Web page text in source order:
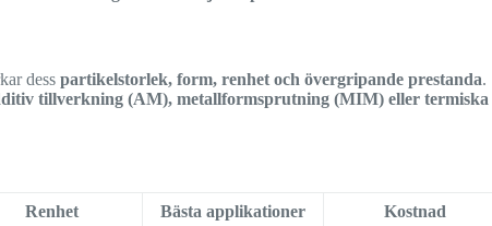
desspartikelstorlek, form, renhet och övergripande prestanda.
tillverkning (AM), metallformsprutning (MIM) eller termiska
Renhet Bästa applikationer Kostnad